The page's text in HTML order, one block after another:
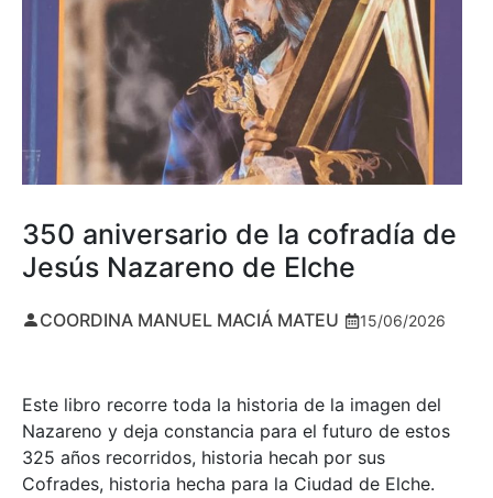
350 aniversario de la cofradía de
Jesús Nazareno de Elche
COORDINA MANUEL MACIÁ MATEU 15/06/2026
Este libro recorre toda la historia de la imagen del
Nazareno y deja constancia para el futuro de estos
325 años recorridos, historia hecah por sus
Cofrades, historia hecha para la Ciudad de Elche.